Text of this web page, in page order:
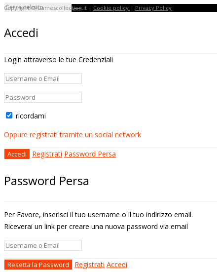
Copyright © Gamescollection.it | Cookie policy | Privacy Policy
Accedi
Login attraverso le tue Credenziali
ricordami
Oppure registrati tramite un social network
Registrati Password Persa
Password Persa
Per Favore, inserisci il tuo username o il tuo indirizzo email.
Riceverai un link per creare una nuova password via email
Registrati Accedi